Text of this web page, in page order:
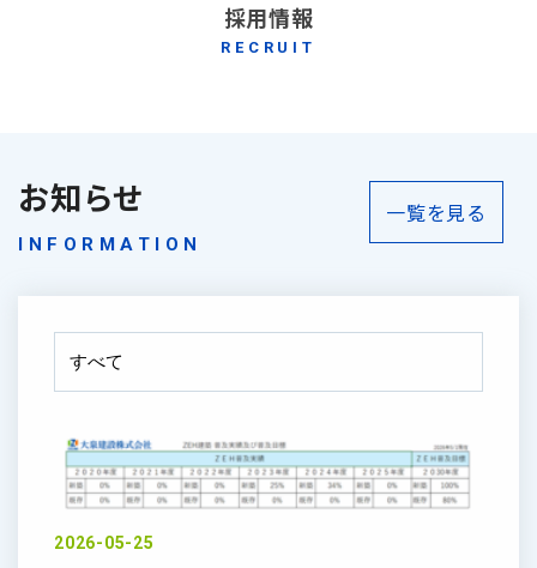
採用情報
RECRUIT
お知らせ
INFORMATION
一覧を見る
2026-05-25